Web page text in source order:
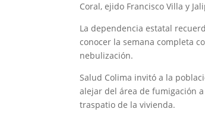
Coral, ejido Francisco Villa y
La dependencia estatal
conocer la semana completa
nebulización.
Salud Colima invitó a la
alejar del área de fumigación
traspatio de la vivienda.